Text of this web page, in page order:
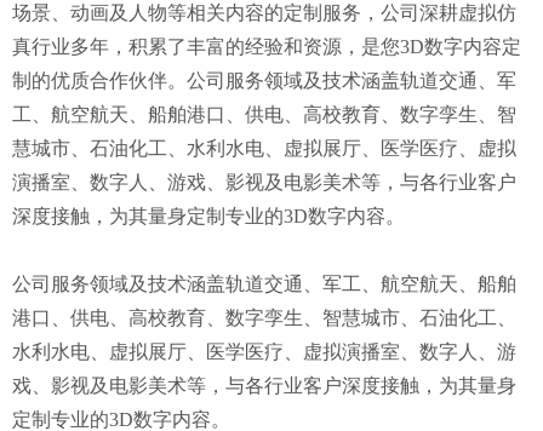
场景、动画及人物等相关内容的定制服务，公司深耕虚拟仿
真行业多年，积累了丰富的经验和资源，是您3D数字内容定
制的优质合作伙伴。公司服务领域及技术涵盖轨道交通、军
工、航空航天、船舶港口、供电、高校教育、数字孪生、智
慧城市、石油化工、水利水电、虚拟展厅、医学医疗、虚拟
演播室、数字人、游戏、影视及电影美术等，与各行业客户
深度接触，为其量身定制专业的3D数字内容。
公司服务领域及技术涵盖轨道交通、军工、航空航天、船舶
港口、供电、高校教育、数字孪生、智慧城市、石油化工、
水利水电、虚拟展厅、医学医疗、虚拟演播室、数字人、游
戏、影视及电影美术等，与各行业客户深度接触，为其量身
定制专业的3D数字内容。